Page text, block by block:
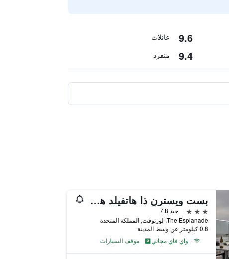
9.6 عائلات
9.4 منفرد
بست ويسترن ذا هاتفيلد هوتل
3 نجوم
جيد 7.8
The Esplanade, لوزتوفت, المملكة المتحدة
0.8 كيلومتر عن وسط المدينة
واي فاي مجاني
موقف السيارات